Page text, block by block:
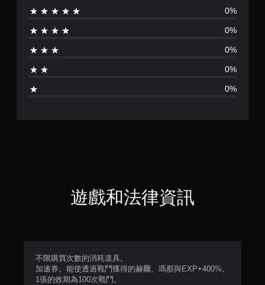
分
0%
0%
0%
0%
0%
遊戲和法律資訊
不限購買次數的消耗道具。
加速券。能使透過戰鬥獲得的赫爾、瑪那與EXP+400%。
1張的效期為100次戰鬥。